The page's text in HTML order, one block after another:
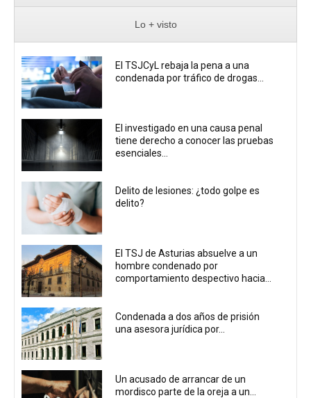
Lo + visto
El TSJCyL rebaja la pena a una
condenada por tráfico de drogas...
El investigado en una causa penal
tiene derecho a conocer las pruebas
esenciales...
Delito de lesiones: ¿todo golpe es
delito?
El TSJ de Asturias absuelve a un
hombre condenado por
comportamiento despectivo hacia...
Condenada a dos años de prisión
una asesora jurídica por...
Un acusado de arrancar de un
mordisco parte de la oreja a un...